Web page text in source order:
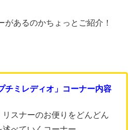
があるのかちょっとご紹介！
チミレディオ」コーナー内容
リスナーのお便りをどんどん